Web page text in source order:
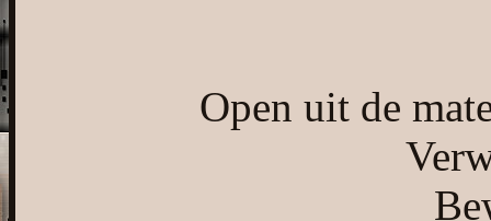
Open uit de